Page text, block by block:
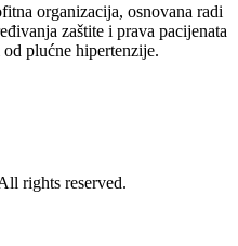
organizacija, osnovana radi
zaštite i prava pacijenata
plućne hipertenzije.
rights reserved.